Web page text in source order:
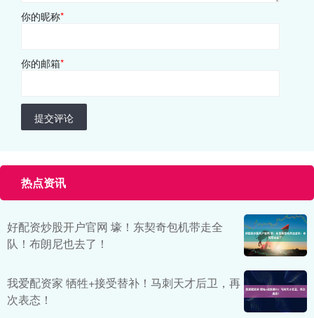
你的昵称*
你的邮箱*
提交评论
热点资讯
好配资炒股开户官网 壕！东契奇包机带走全
队！布朗尼也去了！
我爱配资家 牺牲+接受替补！马刺天才后卫，再
次表态！